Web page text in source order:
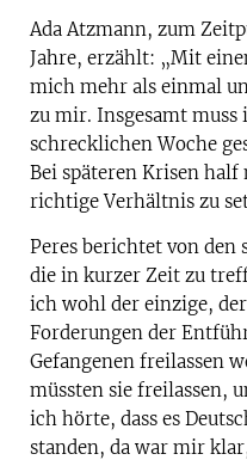
Ada Atzmann, zum
Jahre, erzählt: „Mit
mich mehr als einmal
zu mir. Insgesamt muss
schrecklichen Woche
Bei späteren Krisen
richtige Verhältnis zu
Peres berichtet von den
die in kurzer Zeit zu
ich wohl der einzige,
Forderungen der
Gefangenen freilassen
müssten sie freilassen,
ich hörte, dass es
standen, da war mir